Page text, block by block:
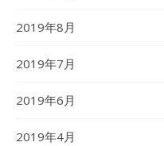
2019年8月
2019年7月
2019年6月
2019年4月